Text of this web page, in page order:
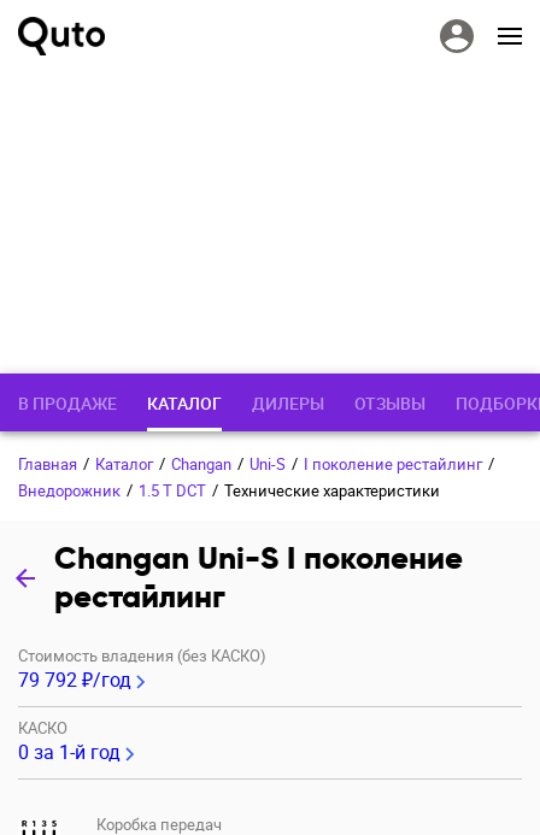
В ПРОДАЖЕ КАТАЛОГ ДИЛЕРЫ ОТЗЫВЫ
Главная / Каталог / Changan / Uni-S / I поколение рестайлинг /
Внедорожник / 1.5 T DCT / Технические характеристики
Changan Uni-S I поколение
рестайлинг
Стоимость владения (без КАСКО)
79 792 ₽/год
КАСКО
0 за 1-й год
Коробка передач